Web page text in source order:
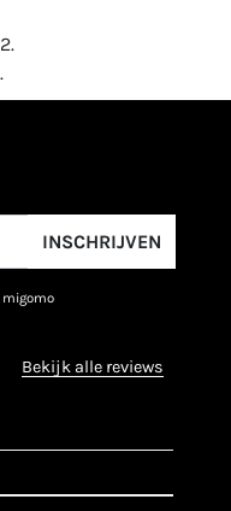
INSCHRIJVEN
migomo
bekijk alle reviews